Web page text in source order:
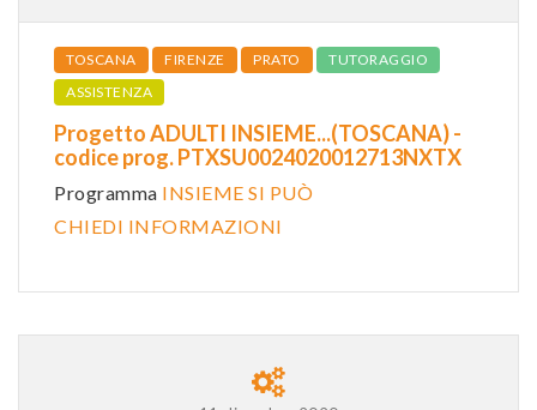
TOSCANA FIRENZE PRATO
TUTORAGGIO
ASSISTENZA
Progetto ADULTI INSIEME...(TOSCANA) -
codice prog. PTXSU0024020012713NXTX
Programma INSIEME SI PUÒ
CHIEDI INFORMAZIONI